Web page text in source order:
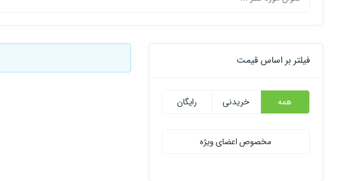
فیلتر بر اساس قیمت
همه خریدنی رایگان
مخصوص اعضای ویژه